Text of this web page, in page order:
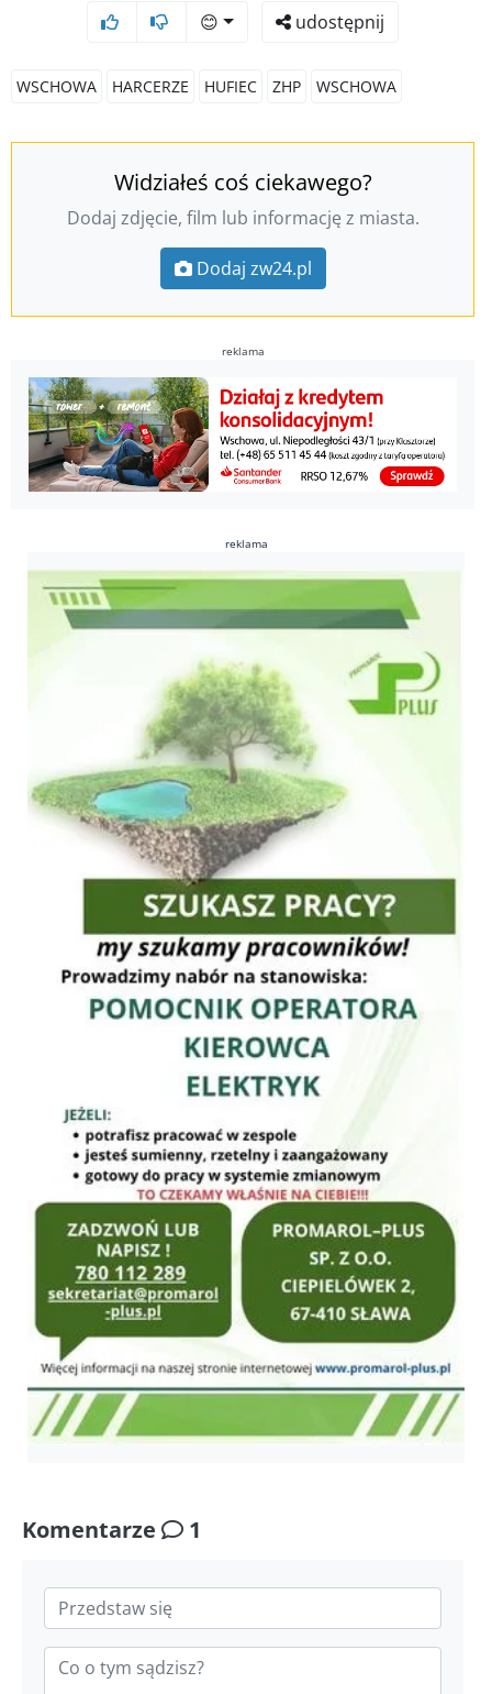
😊 udostępnij
WSCHOWA HARCERZE HUFIEC ZHP WSCHOWA
Widziałeś coś ciekawego?
Dodaj zdjęcie, film lub informację z miasta.
Dodaj zw24.pl
reklama
reklama
Komentarze 1